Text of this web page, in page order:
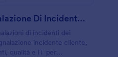
Modulo Per Segnalazione Di Incidente Cliente
di incidenti dei
incidente cliente,
qualità e IT per